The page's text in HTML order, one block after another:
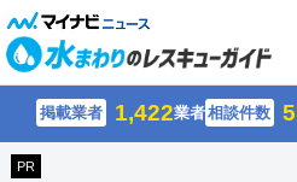
掲載業者 1,422業者相談件数
PR